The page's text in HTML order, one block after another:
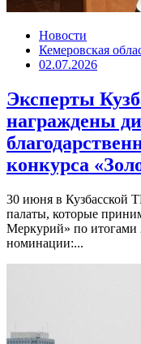
Новости
Кемеровская
02.07.2026
Эксперты
награждены
конкурса
30 июня в Кузбасской
палаты, которые
Меркурий» по итогами
номинации:...